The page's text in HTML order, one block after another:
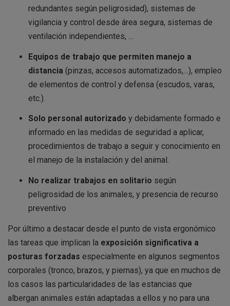
redundantes según peligrosidad), sistemas de
vigilancia y control desde área segura, sistemas de
ventilación independientes, …
Equipos de trabajo que permiten manejo a
distancia (pinzas, accesos automatizados,…), empleo
de elementos de control y defensa (escudos, varas,
etc.).
Solo personal autorizado y debidamente formado e
informado en las medidas de seguridad a aplicar,
procedimientos de trabajo a seguir y conocimiento en
el manejo de la instalación y del animal.
No realizar trabajos en solitario según
peligrosidad de los animales, y presencia de recurso
preventivo
Por último a destacar desde el punto de vista ergonómico
las tareas que implican la exposición significativa a
posturas forzadas especialmente en algunos segmentos
corporales (tronco, brazos, y piernas), ya que en muchos de
los casos las particularidades de las estancias que
albergan animales están adaptadas a ellos y no para una